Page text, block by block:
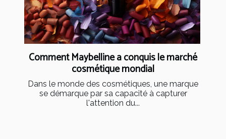
Comment Maybelline a conquis le marché
cosmétique mondial
Dans le monde des cosmétiques, une marque
se démarque par sa capacité à capturer
l'attention du...